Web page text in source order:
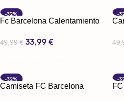
-32%
Fc Barcelona Calentamiento
49,99€ 33,99 €
-
-32%
Camiseta FC Barcelona
-